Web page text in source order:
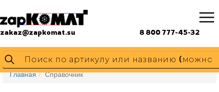
zakaz@zapkomat.su 8 800 777-45-32
Главная Справочник